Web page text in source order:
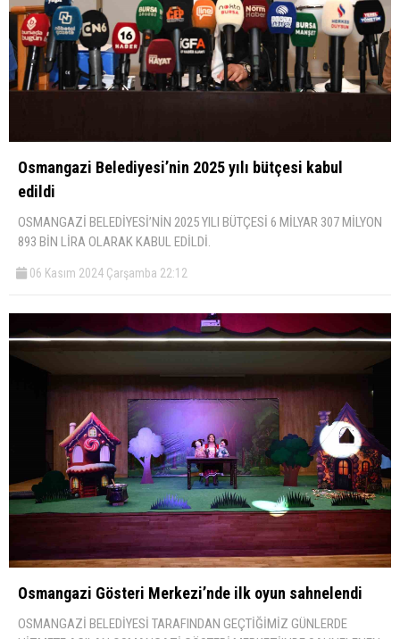
Osmangazi Belediyesi’nin 2025 yılı bütçesi kabul
edildi
OSMANGAZİ BELEDİYESİ’NİN 2025 YILI BÜTÇESİ 6 MİLYAR 307 MİLYON
893 BİN LİRA OLARAK KABUL EDİLDİ.
06 Kasım 2024 Çarşamba 22:12
Osmangazi Gösteri Merkezi’nde ilk oyun sahnelendi
OSMANGAZİ BELEDİYESİ TARAFINDAN GEÇTİĞİMİZ GÜNLERDE